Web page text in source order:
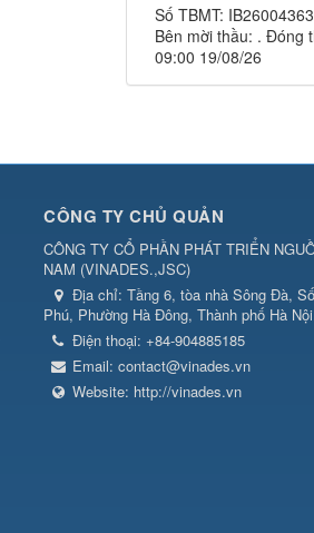
Số TBMT:
Bên mời thầu: . Đóng
09:00 19/08/26
CÔNG TY CHỦ QUẢN
CÔNG TY CỔ PHẦN PHÁT TRIỂN
NAM (VINADES.,JSC)
Địa chỉ: Tầng 6, tòa nhà Sông Đà,
Phú, Phường Hà Đông, Thành phố Hà
Điện thoại: +84-904885185
Email: contact@vinades.vn
Website: http://vinades.vn